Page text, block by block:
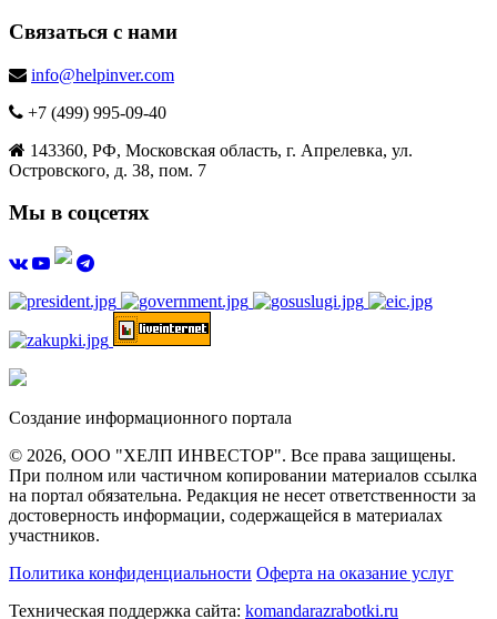
Связаться с нами
info@helpinver.com
+7 (499) 995-09-40
143360, РФ, Московская область, г. Апрелевка, ул.
Островского, д. 38, пом. 7
Мы в соцсетях
Создание информационного портала
© 2026, ООО "ХЕЛП ИНВЕСТОР". Все права защищены.
При полном или частичном копировании материалов ссылка
на портал обязательна. Редакция не несет ответственности за
достоверность информации, содержащейся в материалах
участников.
Политика конфиденциальности Оферта на оказание услуг
Техническая поддержка сайта: komandarazrabotki.ru